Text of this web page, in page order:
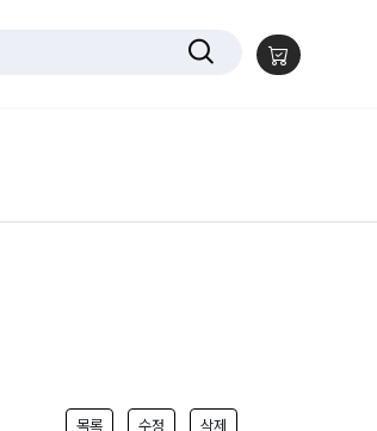
목록 수정 삭제